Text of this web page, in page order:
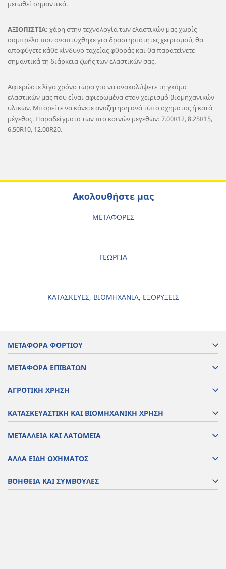
μειωθεί σημαντικά.
ΑΞΙΟΠΙΣΤΙΑ: χάρη στην τεχνολογία των ελαστικών μας χωρίς
σαμπρέλα που αναπτύχθηκε για δραστηριότητες χειρισμού, θα
αποφύγετε κάθε κίνδυνο ταχείας φθοράς και θα παρατείνετε
σημαντικά τη διάρκεια ζωής των ελαστικών σας.
Αφιερώστε λίγο χρόνο τώρα για να ανακαλύψετε τη γκάμα
ελαστικών μας που είναι αφιερωμένα στον χειρισμό βιομηχανικών
υλικών. Μπορείτε να κάνετε αναζήτηση ανά τύπο οχήματος ή κατά
μέγεθος. Παραδείγματα των πιο κοινών μεγεθών: 7.00R12, 8.25R15,
6.50R10, 12.00R20.
Ακολουθήστε μας
ΜΕΤΑΦΟΡΕΣ
ΓΕΩΡΓΙΑ
ΚΑΤΑΣΚΕΥΕΣ, ΒΙΟΜΗΧΑΝΙΑ, ΕΞΟΡΥΞΕΙΣ
ΜΕΤΑΦΟΡΑ ΦΟΡΤΙΟΥ
ΜΕΤΑΦΟΡΑ ΕΠΙΒΑΤΩΝ
ΑΓΡΟΤΙΚΗ ΧΡΗΣΗ
ΚΑΤΑΣΚΕΥΑΣΤΙΚΗ ΚΑΙ ΒΙΟΜΗΧΑΝΙΚΗ ΧΡΗΣΗ
ΜΕΤΑΛΛΕΙΑ ΚΑΙ ΛΑΤΟΜΕΙΑ
ΑΛΛΑ ΕΙΔΗ ΟΧΗΜΑΤΟΣ
ΒΟΗΘΕΙΑ ΚΑΙ ΣΥΜΒΟΥΛΕΣ